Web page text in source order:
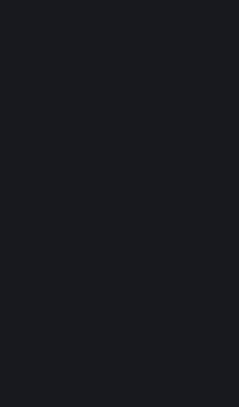
sembra delizioso e lo
🥓 è semplicemente da
Il sapore… è come essere al
consegna e imballaggio: tutto